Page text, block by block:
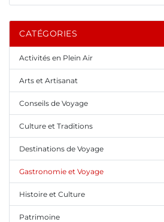
CATÉGORIES
Activités en Plein Air
Arts et Artisanat
Conseils de Voyage
Culture et Traditions
Destinations de Voyage
Gastronomie et Voyage
Histoire et Culture
Patrimoine